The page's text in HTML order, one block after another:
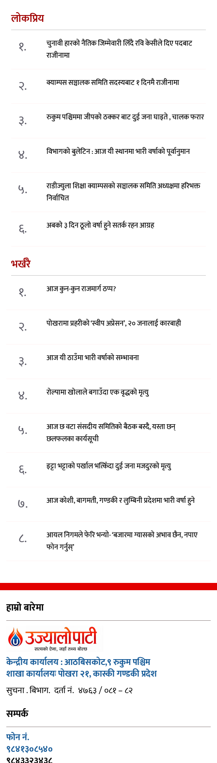
लोकप्रिय
१.
चुनावी हारको नैतिक जिम्मेवारी लिँदै रवि केसीले दिए पदबाट
राजीनामा
२. क्याम्पस सञ्चालक समिति सदस्यबाट १ दिनमै राजीनामा
३. रुकुम पश्चिममा जीपको ठक्कर बाट दुई जना घाइते , चालक फरार
४. विभागको बुलेटिन : आज यी स्थानमा भारी वर्षाको पूर्वानुमान
५.
राडीज्युला शिक्षा क्याम्पसको सञ्चालक समिति अध्यक्षमा हरिभक्त
निर्वाचित
६. अबको ३ दिन ठूलो वर्षा हुने सतर्क रहन आग्रह
भर्खरै
१. आज कुन-कुन राजमार्ग ठप्प?
२. पोखरामा प्रहरीको ‘स्वीप अप्रेसन’, २० जनालाई कारबाही
३. आज यी ठाउँमा भारी वर्षाको सम्भावना
४. रोल्पामा खोलाले बगाउँदा एक वृद्धको मृत्यु
५.
आज छ वटा संसदीय समितिको बैठक बस्दै, यस्ता छन्
छलफलका कार्यसूची
६. इट्टा भट्टाको पर्खाल भत्किँदा दुई जना मजदुरको मृत्यु
७. आज कोशी, बागमती, गण्डकी र लुम्बिनी प्रदेशमा भारी वर्षा हुने
८.
आयल निगमले फेरि भन्याे- ‘बजारमा ग्यासको अभाव छैन, नपाए
फोन गर्नुस्’
हाम्रो बारेमा
केन्द्रीय कार्यालय : आठबिसकोट,९ रुकुम पश्चिम
शाखा कार्यालयः पोखरा २१, कास्की गण्डकी प्रदेश
सुचना . बिभाग. दर्ता नं. ४७६३ / ०८१ – ८२
सम्पर्क
फोन नं.
९८४१३०८५४०